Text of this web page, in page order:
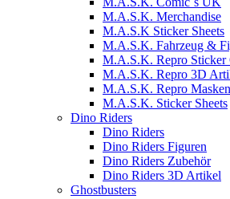
M.A.S.K. Merchandise
M.A.S.K Sticker Sheets
M.A.S.K. Fahrzeug &
M.A.S.K. Repro Sticker
M.A.S.K. Repro 3D
M.A.S.K. Repro Masken
M.A.S.K. Sticker Sheets
Dino Riders
Dino Riders
Dino Riders Figuren
Dino Riders Zubehör
Dino Riders 3D Artikel
Ghostbusters